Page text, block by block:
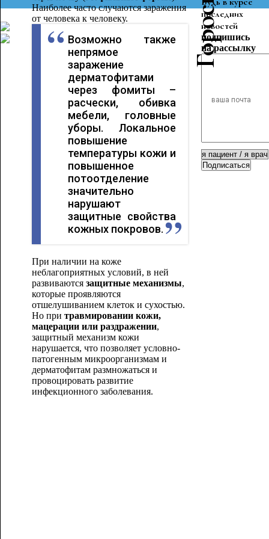
Наиболее часто случаются заражения
от человека к человеку.
Возможно также
непрямое
заражение
дерматофитами
через фомиты –
расчески, обивка
мебели, головные
уборы. Локальное
повышение
температуры кожи и
повышенное
потоотделение
значительно
нарушают
защитные свойства
кожных покровов.
При наличии на коже
неблагоприятных условий, в ней
развиваются защитные механизмы,
которые проявляются
отшелушиванием клеток и сухостью.
Но при травмировании кожи,
мацерации или раздражении,
защитный механизм кожи
нарушается, что позволяет условно-
патогенным микроорганизмам и
дерматофитам размножаться и
провоцировать развитие
инфекционного заболевания.
последних
новостей
подпишись
на рассылку
Подписаться